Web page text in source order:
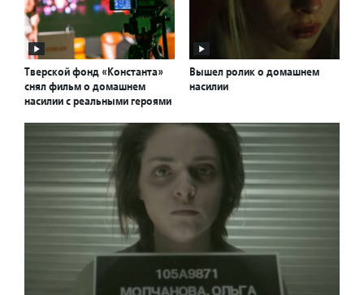
Тверской фонд «Константа»
снял фильм о домашнем
насилии с реальными героями
Вышел ролик о домашнем
насилии